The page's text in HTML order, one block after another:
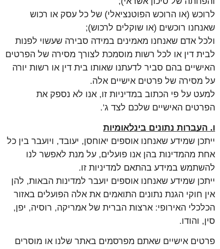
לרוכש (או הרוכש הפוטנציאלי) של כל עסק או רכוש
שאנחנו רוכשים (או שוקלים לרכוש);
ולכל אדם שאנחנו מאמינים במידה סבירה שעשוי לפנות
לבית דין או לכל רשות מוסמכת לצורך מסירה של הפרטים
האישיים בהם סביר לדעתנו שאותו בית דין או רשות יורה
על מסירה של פרטים אישיים אלה.
למעט על פי הכתוב במדיניות זו, אנו לא נספק את
הפרטים האישיים שלכם לצד ג’.
ו. העברות נתונים בינלאומיות
ייתכן שמידע שאנחנו אוספים יאוחסן, יעובד, ויועבר בין כל
אחת מהמדינות בהן אנו פועלים, על מנת לאפשר לנו
להשתמש במידע בהתאם למדיניות זו.
ייתכן שמידע שאנחנו אוספים יועבר למדינות הבאות, להן
אין חוקי הגנת נתונים התואמים את אלה הפועלים באזור
הכלכלי האירופי: ארצות הברית של אמריקה, רוסיה, יפן,
סין, והודו.
פרטים אישיים שאתם מפרסמים באתר שלנו או מוסרים